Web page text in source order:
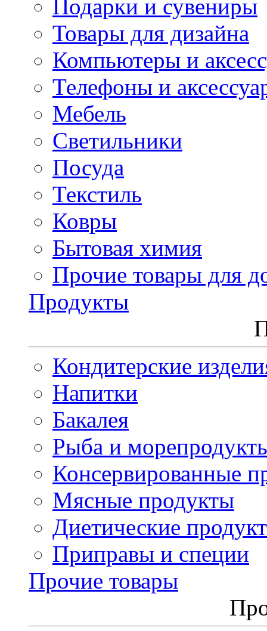
Подарки и сувениры
Товары для дизайна
Компьютеры и
Телефоны и
Мебель
Светильники
Посуда
Текстиль
Ковры
Бытовая химия
Прочие товары для
Продукты
Кондитерские
Напитки
Бакалея
Рыба и
Консервированные
Мясные продукты
Диетические
Приправы и специи
Прочие товары